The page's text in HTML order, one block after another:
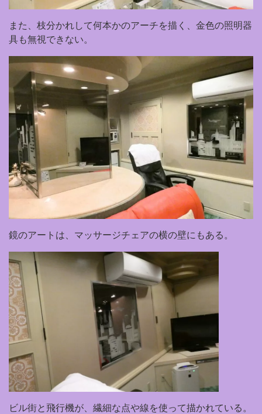
また、枝分かれして何本かのアーチを描く、金色の照明器
具も無視できない。
鏡のアートは、マッサージチェアの横の壁にもある。
ビル街と飛行機が、繊細な点や線を使って描かれている。